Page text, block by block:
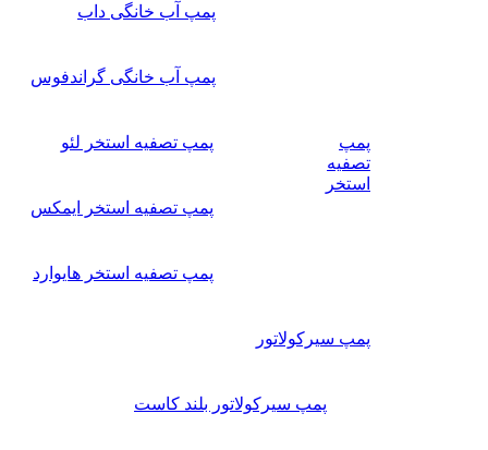
پمپ آب خانگی داب
پمپ آب خانگی گراندفوس
پمپ
تصفیه
استخر
پمپ تصفیه استخر لئو
پمپ تصفیه استخر ایمکس
پمپ تصفیه استخر هایوارد
پمپ سیرکولاتور
پمپ سیرکولاتور بلند کاست